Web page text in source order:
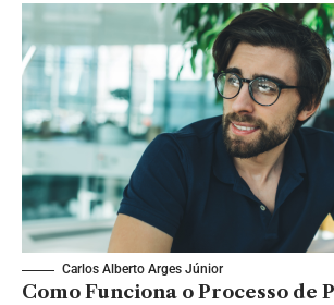
Carlos Alberto Arges Júnior
Como Funciona o Processo de